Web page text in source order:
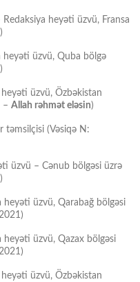
Redaksiya heyəti üzvü, Fransa
heyəti üzvü, Quba bölgə
üzvü, Özbəkistan
– Allah rəhmət eləsin)
təmsilçisi (Vəsiqə N:
üzvü – Cənub bölgəsi üzrə
heyəti üzvü, Qarabağ bölgəsi
heyəti üzvü, Qazax bölgəsi
heyəti üzvü, Özbəkistan